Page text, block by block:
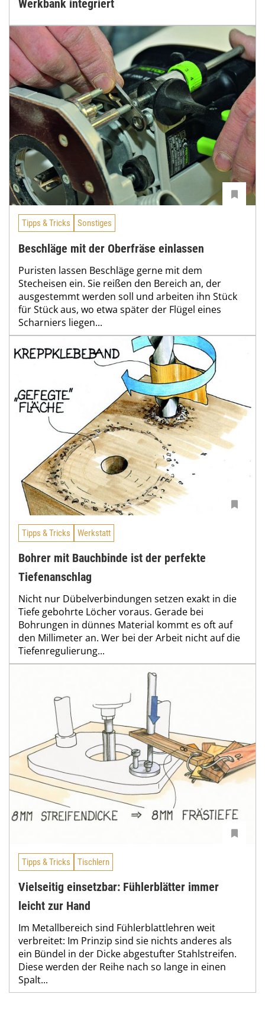
Werkbank integriert
Tipps & Tricks Sonstiges
Beschläge mit der Oberfräse einlassen
Puristen lassen Beschläge gerne mit dem
Stecheisen ein. Sie reißen den Bereich an, der
ausgestemmt werden soll und arbeiten ihn Stück
für Stück aus, wo etwa später der Flügel eines
Scharniers liegen...
Tipps & Tricks Werkstatt
Bohrer mit Bauchbinde ist der perfekte
Tiefenanschlag
Nicht nur Dübelverbindungen setzen exakt in die
Tiefe gebohrte Löcher voraus. Gerade bei
Bohrungen in dünnes Material kommt es oft auf
den Millimeter an. Wer bei der Arbeit nicht auf die
Tiefenregulierung...
Tipps & Tricks Tischlern
Vielseitig einsetzbar: Fühlerblätter immer
leicht zur Hand
Im Metallbereich sind Fühlerblattlehren weit
verbreitet: Im Prinzip sind sie nichts anderes als
ein Bündel in der Dicke abgestufter Stahlstreifen.
Diese werden der Reihe nach so lange in einen
Spalt...